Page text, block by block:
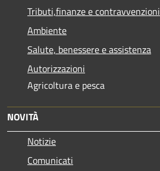
Tributi,finanze e contravvenzioni
Ambiente
Salute, benessere e assistenza
Autorizzazioni
Agricoltura e pesca
NOVITÀ
Notizie
Comunicati